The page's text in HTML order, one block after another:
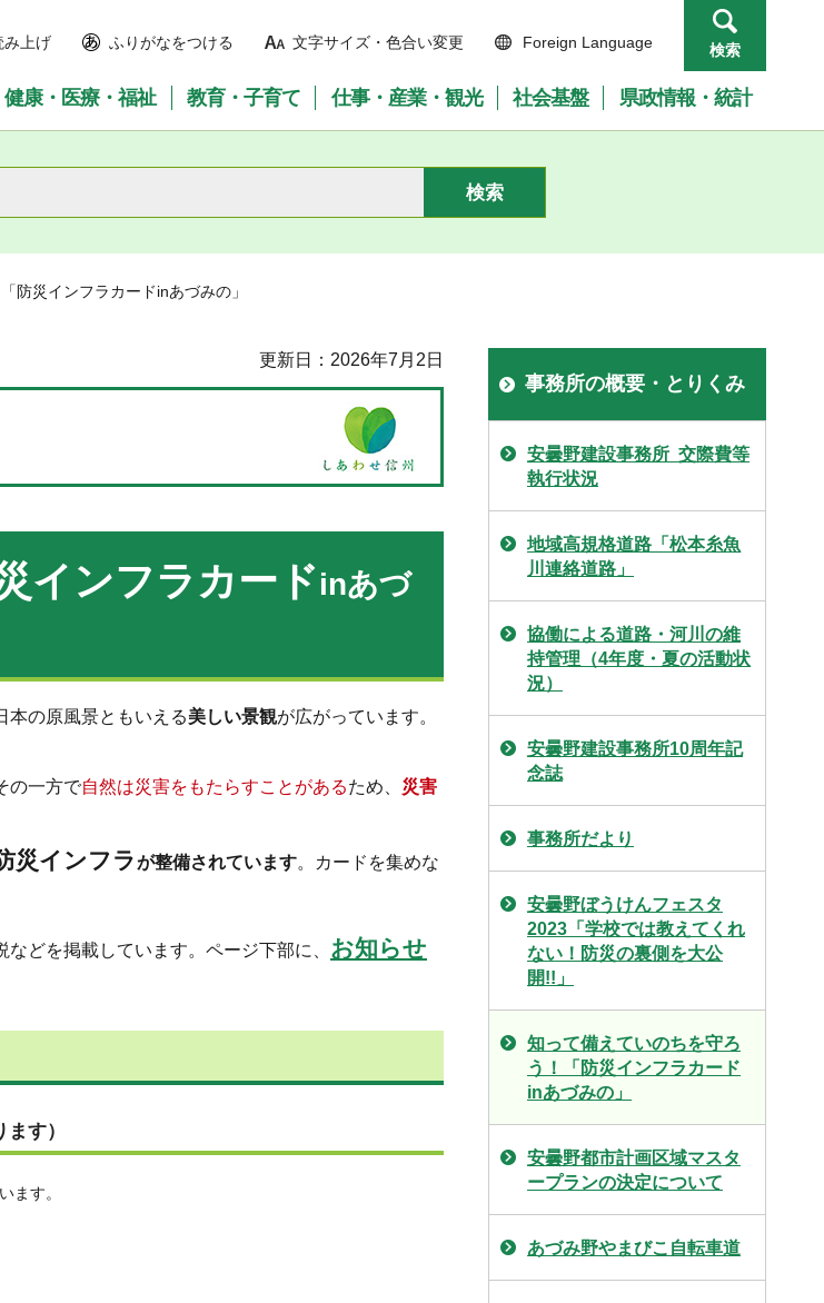
み上げ ふりがなをつける 文字サイズ・色合い変更 Foreign Language 検索
健康・医療・福祉 教育・子育て 仕事・産業・観光 社会基盤 県政情報・統計
防災インフラカードinあづみの」
更新日：2026年7月2日
インフラカードinあづ
本の原風景ともいえる美しい景観が広がっています。
の一方で自然は災害をもたらすことがあるため、 災害
災インフラが整備されています。カードを集めな
どを掲載しています。ページ下部に、 お知らせ
す）
ます。
事務所の概要・とりくみ
安曇野建設事務所 交際費等
執行状況
地域高規格道路「松本糸魚
川連絡道路」
協働による道路・河川の維
持管理（4年度・夏の活動状
況）
安曇野建設事務所10周年記
念誌
事務所だより
安曇野ぼうけんフェスタ
2023「学校では教えてくれ
ない！防災の裏側を大公
開!!」
知って備えていのちを守ろ
う！「防災インフラカード
inあづみの」
安曇野都市計画区域マスタ
ープランの決定について
あづみ野やまびこ自転車道